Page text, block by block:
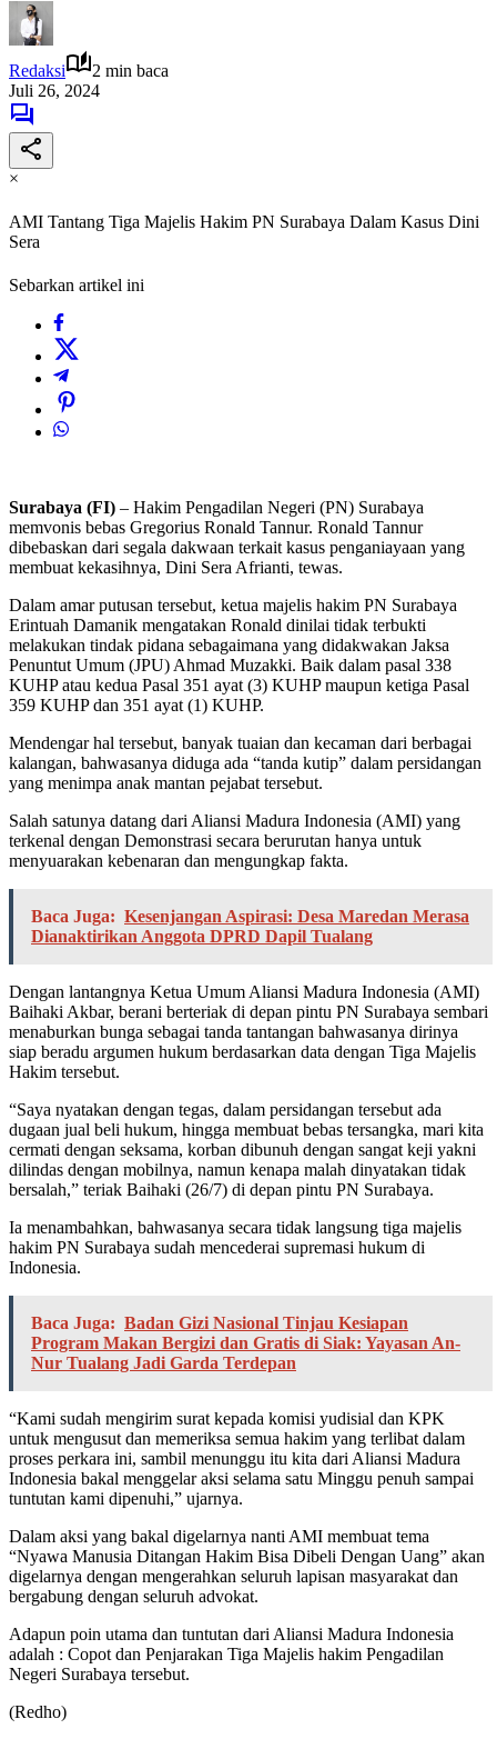
Redaksi
2 min baca
Juli 26, 2024
×
AMI Tantang Tiga Majelis Hakim PN Surabaya Dalam Kasus Dini
Sera
Sebarkan artikel ini
Surabaya (FI) – Hakim Pengadilan Negeri (PN) Surabaya
memvonis bebas Gregorius Ronald Tannur. Ronald Tannur
dibebaskan dari segala dakwaan terkait kasus penganiayaan yang
membuat kekasihnya, Dini Sera Afrianti, tewas.
Dalam amar putusan tersebut, ketua majelis hakim PN Surabaya
Erintuah Damanik mengatakan Ronald dinilai tidak terbukti
melakukan tindak pidana sebagaimana yang didakwakan Jaksa
Penuntut Umum (JPU) Ahmad Muzakki. Baik dalam pasal 338
KUHP atau kedua Pasal 351 ayat (3) KUHP maupun ketiga Pasal
359 KUHP dan 351 ayat (1) KUHP.
Mendengar hal tersebut, banyak tuaian dan kecaman dari berbagai
kalangan, bahwasanya diduga ada “tanda kutip” dalam persidangan
yang menimpa anak mantan pejabat tersebut.
Salah satunya datang dari Aliansi Madura Indonesia (AMI) yang
terkenal dengan Demonstrasi secara berurutan hanya untuk
menyuarakan kebenaran dan mengungkap fakta.
Baca Juga: Kesenjangan Aspirasi: Desa Maredan Merasa
Dianaktirikan Anggota DPRD Dapil Tualang
Dengan lantangnya Ketua Umum Aliansi Madura Indonesia (AMI)
Baihaki Akbar, berani berteriak di depan pintu PN Surabaya sembari
menaburkan bunga sebagai tanda tantangan bahwasanya dirinya
siap beradu argumen hukum berdasarkan data dengan Tiga Majelis
Hakim tersebut.
“Saya nyatakan dengan tegas, dalam persidangan tersebut ada
dugaan jual beli hukum, hingga membuat bebas tersangka, mari kita
cermati dengan seksama, korban dibunuh dengan sangat keji yakni
dilindas dengan mobilnya, namun kenapa malah dinyatakan tidak
bersalah,” teriak Baihaki (26/7) di depan pintu PN Surabaya.
Ia menambahkan, bahwasanya secara tidak langsung tiga majelis
hakim PN Surabaya sudah mencederai supremasi hukum di
Indonesia.
Baca Juga: Badan Gizi Nasional Tinjau Kesiapan
Program Makan Bergizi dan Gratis di Siak: Yayasan An-
Nur Tualang Jadi Garda Terdepan
“Kami sudah mengirim surat kepada komisi yudisial dan KPK
untuk mengusut dan memeriksa semua hakim yang terlibat dalam
proses perkara ini, sambil menunggu itu kita dari Aliansi Madura
Indonesia bakal menggelar aksi selama satu Minggu penuh sampai
tuntutan kami dipenuhi,” ujarnya.
Dalam aksi yang bakal digelarnya nanti AMI membuat tema
“Nyawa Manusia Ditangan Hakim Bisa Dibeli Dengan Uang” akan
digelarnya dengan mengerahkan seluruh lapisan masyarakat dan
bergabung dengan seluruh advokat.
Adapun poin utama dan tuntutan dari Aliansi Madura Indonesia
adalah : Copot dan Penjarakan Tiga Majelis hakim Pengadilan
Negeri Surabaya tersebut.
(Redho)